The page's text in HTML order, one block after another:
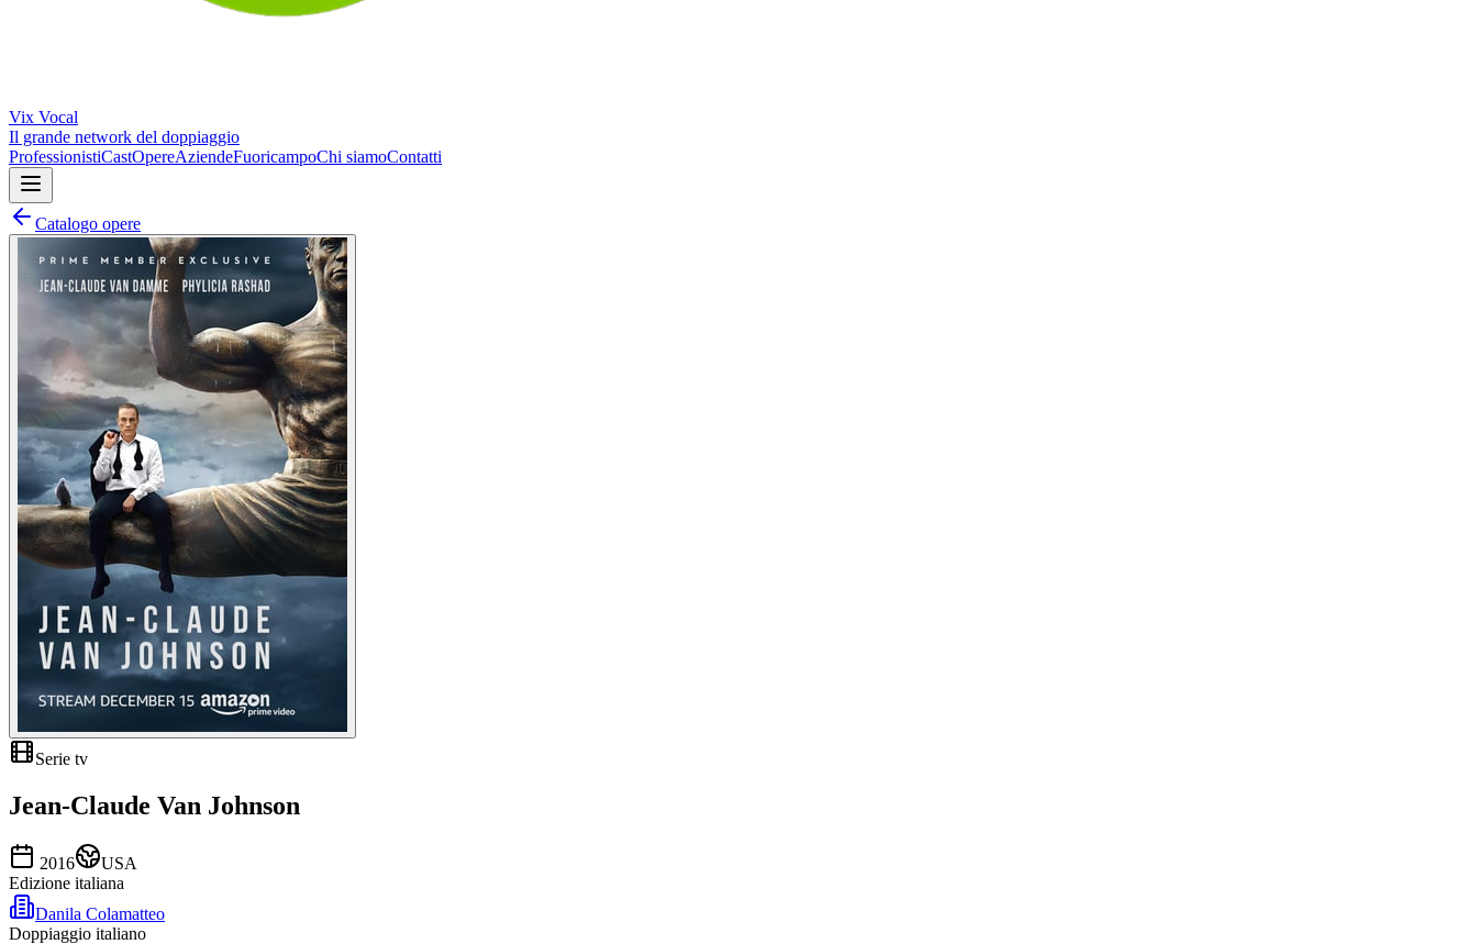
Vix Vocal
Il grande network del doppiaggio
ProfessionistiCastOpereAziendeFuoricampoChi siamoContatti
Catalogo opere
Serie tv
Jean-Claude Van Johnson
2016
USA
Edizione italiana
Danila Colamatteo
Doppiaggio italiano